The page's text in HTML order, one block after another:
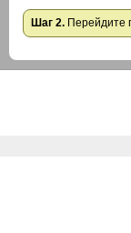
Шаг 2. Перейдите